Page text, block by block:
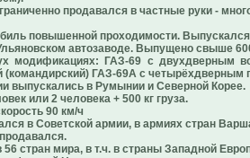
продавался в частные руки -
повышенной проходимости. Выпускался
Ульяновском автозаводе. Выпущено свыше
модификациях: ГАЗ-69 с двухдверным
(командирский) ГАЗ-69А с
выпускались в Румынии и Северной Корее.
или 2 человека + 500 кг груза.
90 км/ч
в Советской армии, в армиях стран
56 стран мира, в т.ч. в страны Западной